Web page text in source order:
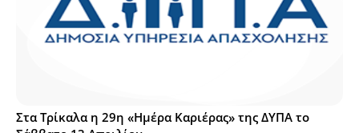
Στα Τρίκαλα η 29η «Ημέρα Καριέρας» της ΔΥΠΑ το